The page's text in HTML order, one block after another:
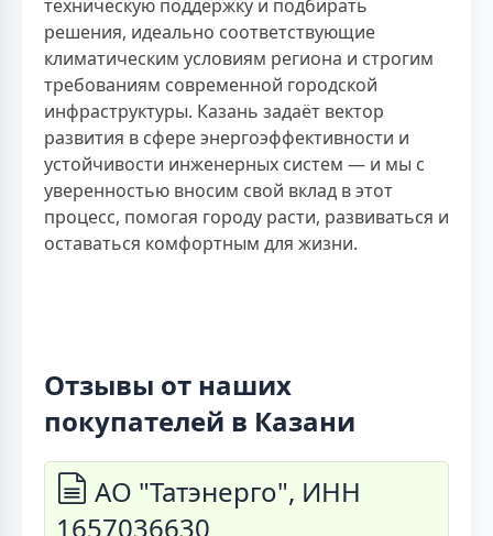
техническую поддержку и подбирать
решения, идеально соответствующие
климатическим условиям региона и строгим
требованиям современной городской
инфраструктуры. Казань задаёт вектор
развития в сфере энергоэффективности и
устойчивости инженерных систем — и мы с
уверенностью вносим свой вклад в этот
процесс, помогая городу расти, развиваться и
оставаться комфортным для жизни.
Отзывы от наших
покупателей в Казани
АО "Татэнерго", ИНН
1657036630